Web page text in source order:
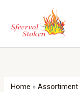
inhoud
Home »Assortiment